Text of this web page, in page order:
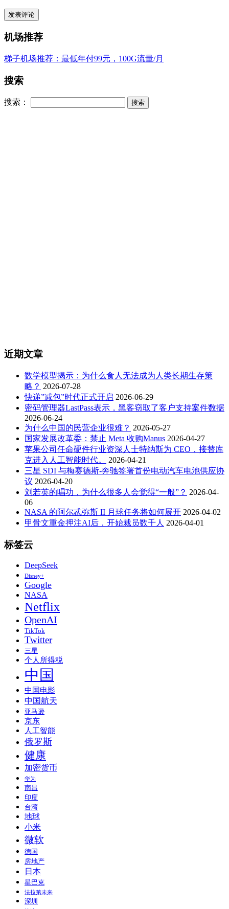
机场推荐
梯子机场推荐：最低年付99元，100G流量/月
搜索
搜索：
近期文章
数学模型揭示：为什么食人无法成为人类长期生存策
略？ 2026-07-28
快递”减包”时代正式开启 2026-06-29
密码管理器LastPass表示，黑客窃取了客户支持案件数据
2026-06-24
为什么中国的民营企业很难？ 2026-05-27
国家发展改革委：禁止 Meta 收购Manus 2026-04-27
苹果公司任命硬件行业资深人士特纳斯为 CEO，接替库
克进入人工智能时代。
2026-04-21
三星 SDI 与梅赛德斯-奔驰签署首份电动汽车电池供应协
议 2026-04-20
刘若英的唱功，为什么很多人会觉得“一般”？ 2026-04-
06
NASA 的阿尔忒弥斯 II 月球任务将如何展开 2026-04-02
甲骨文重金押注AI后，开始裁员数千人 2026-04-01
标签云
DeepSeek
Disney+
Google
NASA
Netflix
OpenAI
TikTok
Twitter
三星
个人所得税
中国
中国电影
中国航天
亚马逊
京东
人工智能
俄罗斯
健康
加密货币
华为
南昌
印度
台湾
地球
小米
微软
德国
房地产
日本
星巴克
法拉第未来
深圳